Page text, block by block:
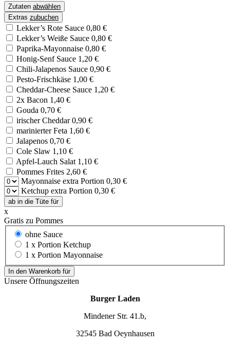
Zutaten abwählen
Extras zubuchen
Lekker’s Rote Sauce 0,80 €
Lekker’s Weiße Sauce 0,80 €
Paprika-Mayonnaise 0,80 €
Honig-Senf Sauce 1,20 €
Chili-Jalapenos Sauce 0,90 €
Pesto-Frischkäse 1,00 €
Cheddar-Cheese Sauce 1,20 €
2x Bacon 1,40 €
Gouda 0,70 €
irischer Cheddar 0,90 €
marinierter Feta 1,60 €
Jalapenos 0,70 €
Cole Slaw 1,10 €
Apfel-Lauch Salat 1,10 €
Pommes Frites 2,60 €
Mayonnaise extra Portion 0,30 €
Ketchup extra Portion 0,30 €
ab in die Tüte für
x
Gratis zu Pommes
ohne Sauce
1 x Portion Ketchup
1 x Portion Mayonnaise
In den Warenkorb für
Unsere Öffnungszeiten
Burger Laden
Mindener Str. 41.b,
32545 Bad Oeynhausen